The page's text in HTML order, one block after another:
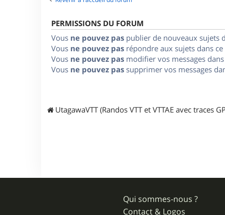
PERMISSIONS DU FORUM
Vous ne pouvez pas publier de nouveaux sujets
Vous ne pouvez pas répondre aux sujets dans
Vous ne pouvez pas modifier vos messages
Vous ne pouvez pas supprimer vos messages
UtagawaVTT (Randos VTT et VTTAE avec traces
Qui sommes-nous ?
Contact & Logos